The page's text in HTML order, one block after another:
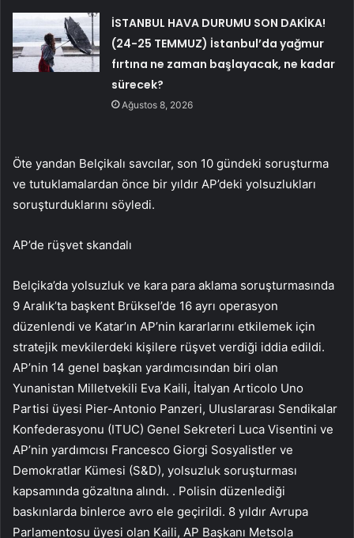
İSTANBUL HAVA DURUMU SON DAKİKA!
(24-25 TEMMUZ) İstanbul’da yağmur
fırtına ne zaman başlayacak, ne kadar
sürecek?
Ağustos 8, 2026
Öte yandan Belçikalı savcılar, son 10 gündeki soruşturma
ve tutuklamalardan önce bir yıldır AP’deki yolsuzlukları
soruşturduklarını söyledi.
AP’de rüşvet skandalı
Belçika’da yolsuzluk ve kara para aklama soruşturmasında
9 Aralık’ta başkent Brüksel’de 16 ayrı operasyon
düzenlendi ve Katar’ın AP’nin kararlarını etkilemek için
stratejik mevkilerdeki kişilere rüşvet verdiği iddia edildi.
AP’nin 14 genel başkan yardımcısından biri olan
Yunanistan Milletvekili Eva Kaili, İtalyan Articolo Uno
Partisi üyesi Pier-Antonio Panzeri, Uluslararası Sendikalar
Konfederasyonu (ITUC) Genel Sekreteri Luca Visentini ve
AP’nin yardımcısı Francesco Giorgi Sosyalistler ve
Demokratlar Kümesi (S&D), yolsuzluk soruşturması
kapsamında gözaltına alındı. . Polisin düzenlediği
baskınlarda binlerce avro ele geçirildi. 8 yıldır Avrupa
Parlamentosu üyesi olan Kaili, AP Başkanı Metsola